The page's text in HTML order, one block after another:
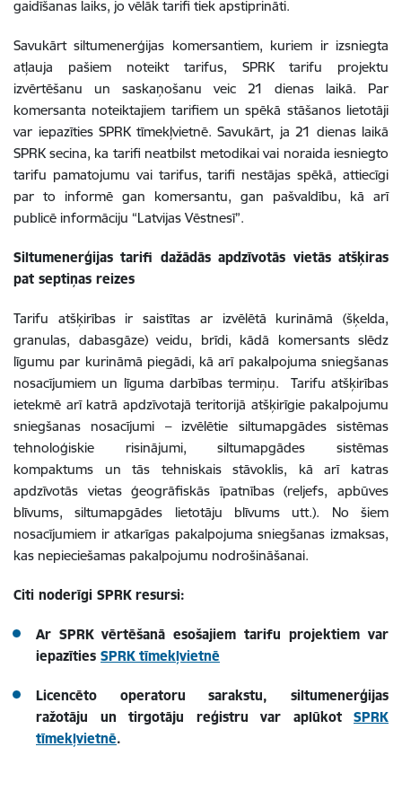
gaidīšanas laiks, jo vēlāk tarifi tiek apstiprināti.
Savukārt siltumenerģijas komersantiem, kuriem ir izsniegta
atļauja pašiem noteikt tarifus, SPRK tarifu projektu
izvērtēšanu un saskaņošanu veic 21 dienas laikā. Par
komersanta noteiktajiem tarifiem un spēkā stāšanos lietotāji
var iepazīties SPRK tīmekļvietnē. Savukārt, ja 21 dienas laikā
SPRK secina, ka tarifi neatbilst metodikai vai noraida iesniegto
tarifu pamatojumu vai tarifus, tarifi nestājas spēkā, attiecīgi
par to informē gan komersantu, gan pašvaldību, kā arī
publicē informāciju “Latvijas Vēstnesī”.
Siltumenerģijas tarifi dažādās apdzīvotās vietās atšķiras
pat septiņas reizes
Tarifu atšķirības ir saistītas ar izvēlētā kurināmā (šķelda,
granulas, dabasgāze) veidu, brīdi, kādā komersants slēdz
līgumu par kurināmā piegādi, kā arī pakalpojuma sniegšanas
nosacījumiem un līguma darbības termiņu. Tarifu atšķirības
ietekmē arī katrā apdzīvotajā teritorijā atšķirīgie pakalpojumu
sniegšanas nosacījumi – izvēlētie siltumapgādes sistēmas
tehnoloģiskie risinājumi, siltumapgādes sistēmas
kompaktums un tās tehniskais stāvoklis, kā arī katras
apdzīvotās vietas ģeogrāfiskās īpatnības (reljefs, apbūves
blīvums, siltumapgādes lietotāju blīvums utt.). No šiem
nosacījumiem ir atkarīgas pakalpojuma sniegšanas izmaksas,
kas nepieciešamas pakalpojumu nodrošināšanai.
Citi noderīgi SPRK resursi:
Ar SPRK vērtēšanā esošajiem tarifu projektiem var
iepazīties SPRK tīmekļvietnē
Licencēto operatoru sarakstu, siltumenerģijas
ražotāju un tirgotāju reģistru var aplūkot SPRK
tīmekļvietnē.